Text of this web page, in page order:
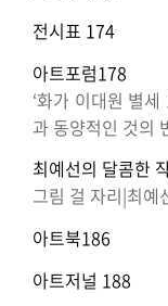
전시표 174
아트포럼178
‘화가 이대원 별
과 동양적인 것의
최예선의 달콤한
그림 걸 자리|최예
아트북186
아트저널 188